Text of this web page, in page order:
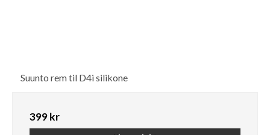
Suunto rem til D4i silikone
399 kr